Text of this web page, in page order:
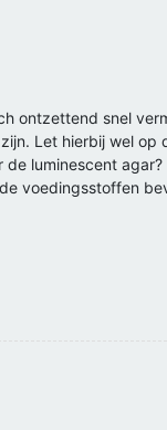
ontzettend snel
Let hierbij wel
luminescent
voedingsstoffen